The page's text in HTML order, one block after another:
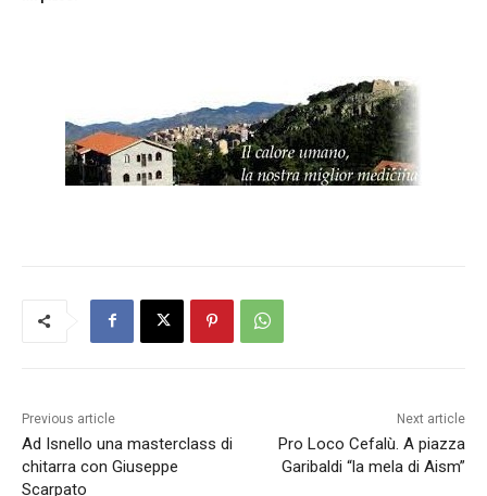
Previous article
Ad Isnello una masterclass di
chitarra con Giuseppe
Scarpato
Next article
Pro Loco Cefalù. A piazza
Garibaldi “la mela di Aism”